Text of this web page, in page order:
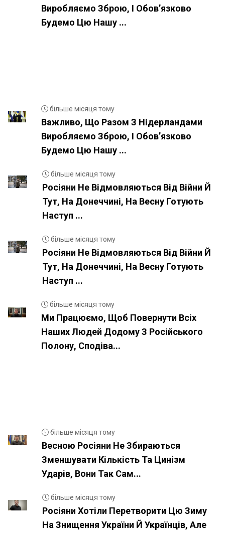
Виробляємо Зброю, І Обовʼязково
Будемо Цю Нашу ...
більше місяця тому
Важливо, Що Разом З Нідерландами
Виробляємо Зброю, І Обовʼязково
Будемо Цю Нашу ...
більше місяця тому
Росіяни Не Відмовляються Від Війни Й
Тут, На Донеччині, На Весну Готують
Наступ ...
більше місяця тому
Росіяни Не Відмовляються Від Війни Й
Тут, На Донеччині, На Весну Готують
Наступ ...
більше місяця тому
Ми Працюємо, Щоб Повернути Всіх
Наших Людей Додому З Російського
Полону, Сподіва...
більше місяця тому
Весною Росіяни Не Збираються
Зменшувати Кількість Та Цинізм
Ударів, Вони Так Сам...
більше місяця тому
Росіяни Хотіли Перетворити Цю Зиму
На Знищення України Й Українців, Але